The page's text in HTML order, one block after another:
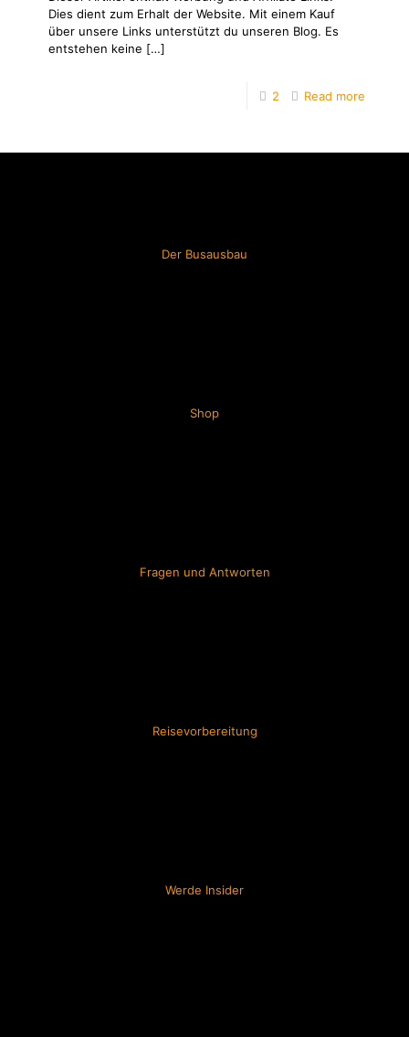
Dies dient zum Erhalt der Website. Mit einem Kauf
über unsere Links unterstützt du unseren Blog. Es
entstehen keine […]
2 Read more
Der Busausbau
Shop
Fragen und Antworten
Reisevorbereitung
Werde Insider